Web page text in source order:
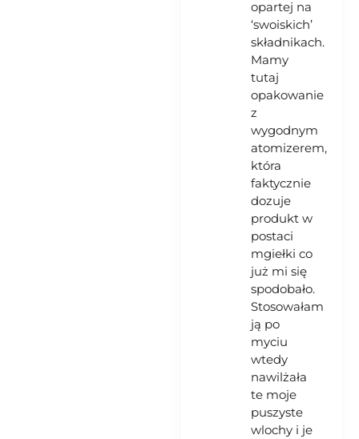
opartej na
‘swoiskich’
składnikach.
Mamy
tutaj
opakowanie
z
wygodnym
atomizerem,
która
faktycznie
dozuje
produkt w
postaci
mgiełki co
już mi się
spodobało.
Stosowałam
ją po
myciu
wtedy
nawilżała
te moje
puszyste
wlochy i je